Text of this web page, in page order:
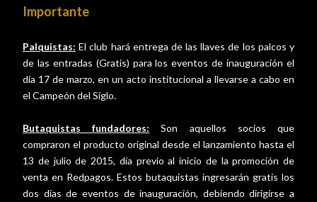
Importante
Palquistas: El club hará entrega de las llaves de los palcos y
de las entradas (Gratis) para los eventos de inauguración el
día 17 de marzo, en un acto institucional a llevarse a cabo en
el Campeón del Siglo.
Butaquistas fundadores: Son aquellos socios que
compraron el producto original desde el lanzamiento hasta el
13 de julio de 2015, día previo al inicio de la promoción de
venta en Redpagos. Estos butaquistas ingresarán gratis los
dos días de eventos de inauguración, debiendo dirigirse a